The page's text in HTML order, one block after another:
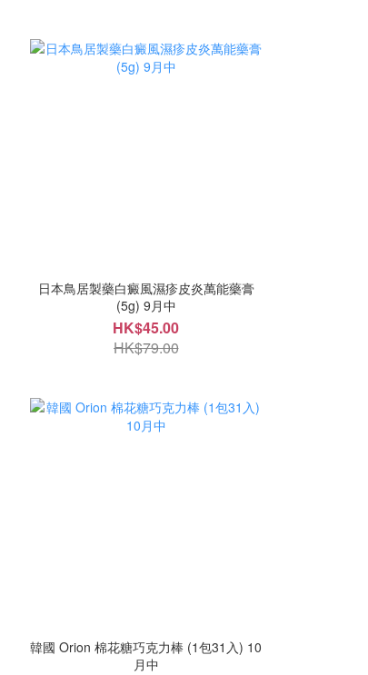
日本鳥居製藥白癜風濕疹皮炎萬能藥膏
(5g) 9月中
HK$45.00
HK$79.00
韓國 Orion 棉花糖巧克力棒 (1包31入) 10
月中